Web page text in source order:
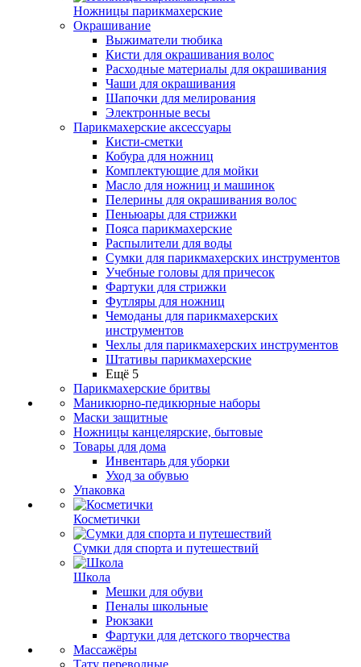
Ножницы парикмахерские
Окрашивание
Выжиматели тюбика
Кисти для окрашивания волос
Расходные материалы для окрашивания
Чаши для окрашивания
Шапочки для мелирования
Электронные весы
Парикмахерские аксессуары
Кисти-сметки
Кобура для ножниц
Комплектующие для мойки
Масло для ножниц и машинок
Пелерины для окрашивания волос
Пеньюары для стрижки
Пояса парикмахерские
Распылители для воды
Сумки для парикмахерских инструментов
Учебные головы для причесок
Фартуки для стрижки
Футляры для ножниц
Чемоданы для парикмахерских
инструментов
Чехлы для парикмахерских инструментов
Штативы парикмахерские
Ещё 5
Парикмахерские бритвы
Маникюрно-педикюрные наборы
Маски защитные
Ножницы канцелярские, бытовые
Товары для дома
Инвентарь для уборки
Уход за обувью
Упаковка
Косметички
Сумки для спорта и путешествий
Школа
Мешки для обуви
Пеналы школьные
Рюкзаки
Фартуки для детского творчества
Массажёры
Тату переводные